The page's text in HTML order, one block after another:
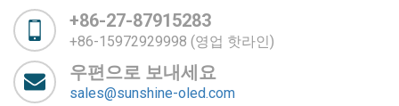
+86-27-87915283
+86-15972929998 (영업 핫라인)
우편으로 보내세요
sales@sunshine-oled.com